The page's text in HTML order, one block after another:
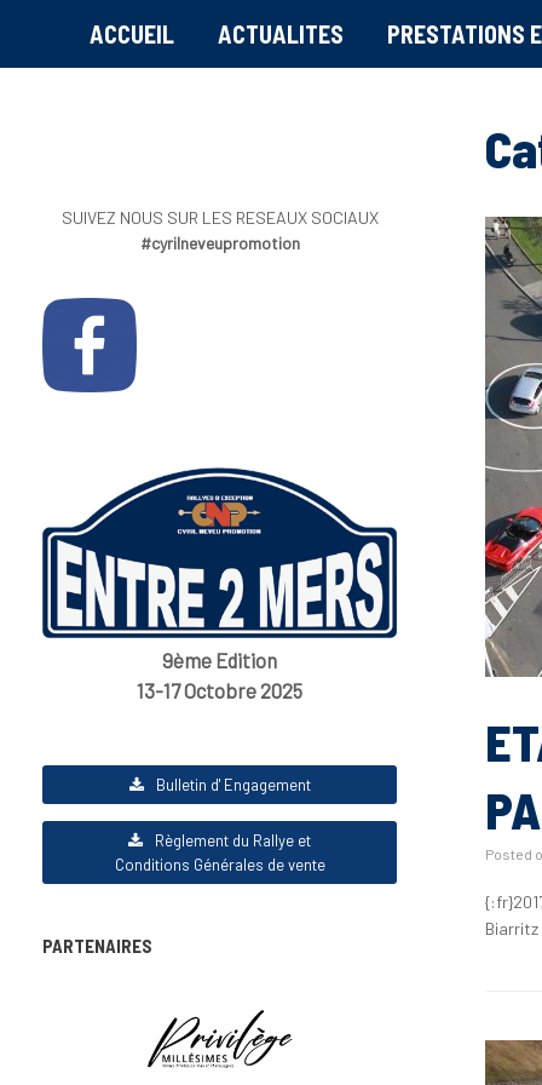
ACCUEIL ACTUALITES PRESTATIONS
Posted
Biarritz
SUIVEZ NOUS SUR LES RESEAUX SOCIAUX
#cyrilneveupromotion
9ème Edition
13-17 Octobre 2025
Bulletin d' Engagement
Règlement du Rallye et
Conditions Générales de vente
PARTENAIRES